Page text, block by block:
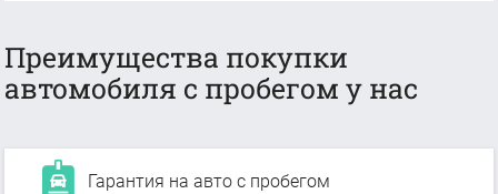
Преимущества покупки
автомобиля с пробегом у нас
Гарантия на авто с пробегом